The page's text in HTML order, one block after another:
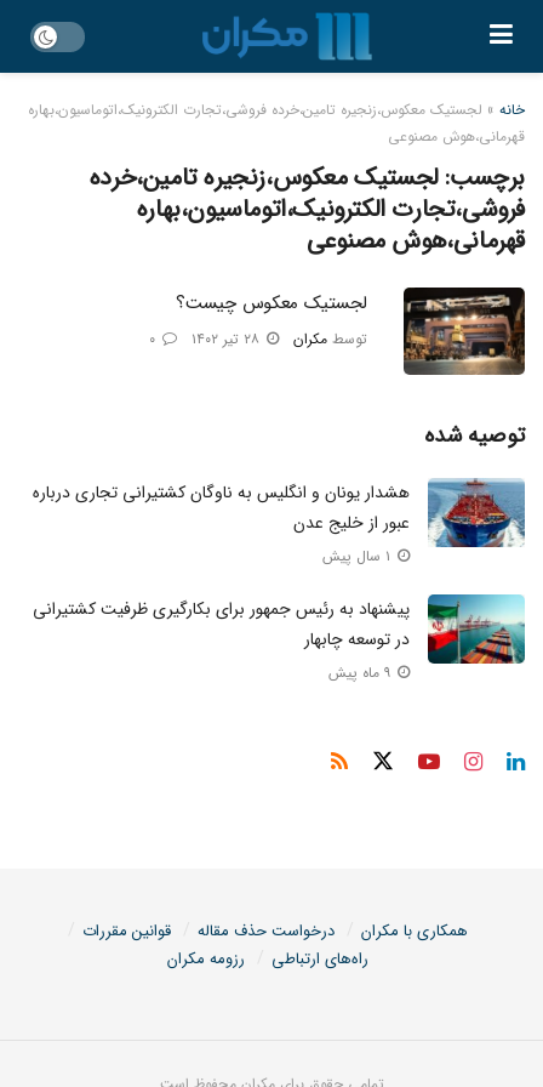
خانه » لجستیک معکوس،زنجیره تامین،خرده فروشی،تجارت الکترونیک،اتوماسیون،بهاره
قهرمانی،هوش مصنوعی
برچسب:لجستیک معکوس،زنجیره تامین،خرده
فروشی،تجارت الکترونیک،اتوماسیون،بهاره
قهرمانی،هوش مصنوعی
لجستیک معکوس چیست‌؟
توسط مکران
توصیه شده
هشدار یونان و انگلیس به ناوگان کشتیرانی تجاری درباره
عبور از خلیج عدن
پیشنهاد به رئیس‌ جمهور برای بکارگیری ظرفیت کشتیرانی
در توسعه چابهار
همکاری با مکران درخواست حذف مقاله
قوانین مقررات
راه‌های ارتباطی
رزومه مکران